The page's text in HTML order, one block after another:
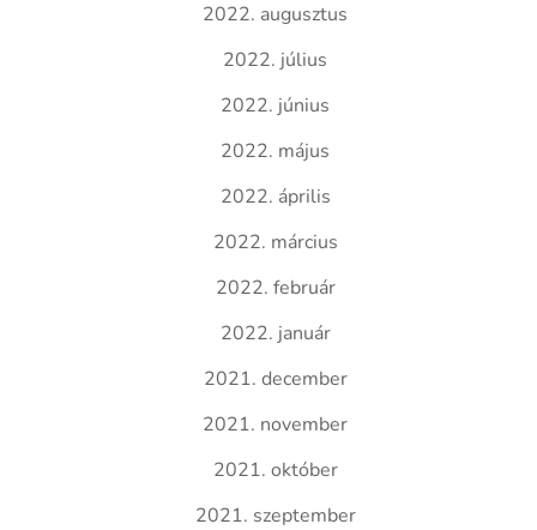
2022. augusztus
2022. július
2022. június
2022. május
2022. április
2022. március
2022. február
2022. január
2021. december
2021. november
2021. október
2021. szeptember